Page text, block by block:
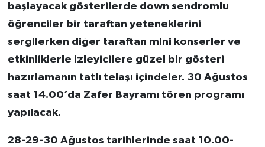
başlayacak gösterilerde down sendromlu
öğrenciler bir taraftan yeteneklerini
sergilerken diğer taraftan mini konserler ve
etkinliklerle izleyicilere güzel bir gösteri
hazırlamanın tatlı telaşı içindeler. 30 Ağustos
saat 14.00’da Zafer Bayramı tören programı
yapılacak.
28-29-30 Ağustos tarihlerinde saat 10.00-